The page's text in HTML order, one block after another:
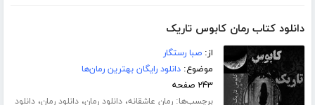
دانلود کتاب رمان کابوس تاریک
از:صبا رستگار
موضوع:دانلود رایگان بهترین رمان‌ها
۲۴۳ صفحه
برچسب‌ها:رمان عاشقانه،دانلود رمان،دانلود رمان،دانلود